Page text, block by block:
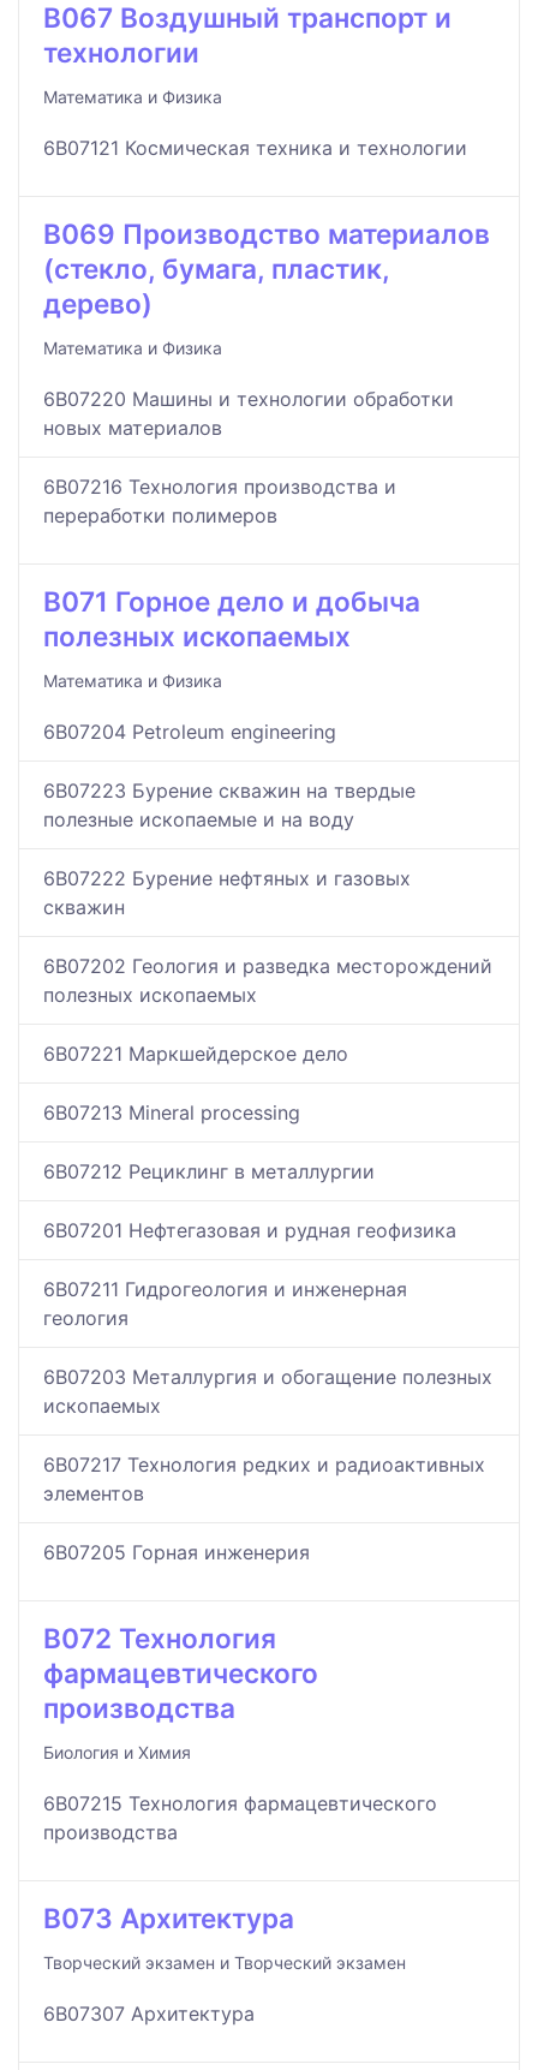
B067 Воздушный транспорт и
технологии
Математика и Физика
6B07121 Космическая техника и технологии
B069 Производство материалов
(стекло, бумага, пластик,
дерево)
Математика и Физика
6B07220 Машины и технологии обработки
новых материалов
6B07216 Технология производства и
переработки полимеров
B071 Горное дело и добыча
полезных ископаемых
Математика и Физика
6B07204 Petroleum engineering
6B07223 Бурение скважин на твердые
полезные ископаемые и на воду
6B07222 Бурение нефтяных и газовых
скважин
6B07202 Геология и разведка месторождений
полезных ископаемых
6B07221 Маркшейдерское дело
6B07213 Mineral processing
6B07212 Рециклинг в металлургии
6B07201 Нефтегазовая и рудная геофизика
6B07211 Гидрогеология и инженерная
геология
6B07203 Металлургия и обогащение полезных
ископаемых
6B07217 Технология редких и радиоактивных
элементов
6B07205 Горная инженерия
B072 Технология
фармацевтического
производства
Биология и Химия
6B07215 Технология фармацевтического
производства
B073 Архитектура
Творческий экзамен и Творческий экзамен
6B07307 Архитектура